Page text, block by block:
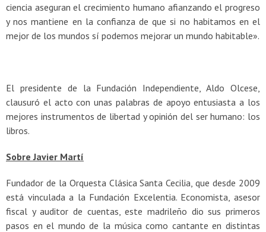
ciencia aseguran el crecimiento humano afianzando el progreso
y nos mantiene en la confianza de que si no habitamos en el
mejor de los mundos sí podemos mejorar un mundo habitable».
El presidente de la Fundación Independiente, Aldo Olcese,
clausuró el acto con unas palabras de apoyo entusiasta a los
mejores instrumentos de libertad y opinión del ser humano: los
libros.
Sobre Javier Martí
Fundador de la Orquesta Clásica Santa Cecilia, que desde 2009
está vinculada a la Fundación Excelentia. Economista, asesor
fiscal y auditor de cuentas, este madrileño dio sus primeros
pasos en el mundo de la música como cantante en distintas